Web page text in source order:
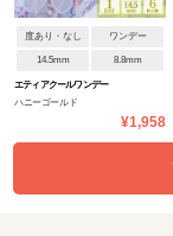
度あり・なし ワンデー
14.5mm 8.8mm
エティアクールワンデー
ハニーゴールド
¥1,958